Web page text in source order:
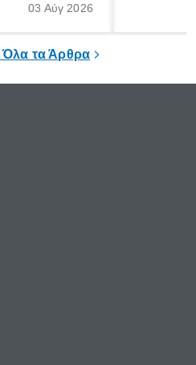
μέρες
03 Αύγ 2026
τα Άρθρα